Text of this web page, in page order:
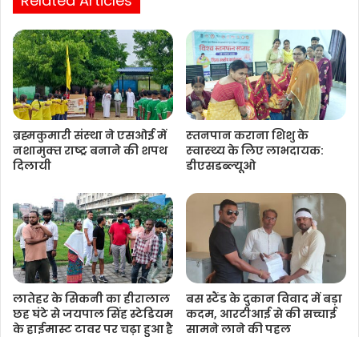
ब्रह्मकुमारी संस्‍था ने एसओई में
नशामुक्‍त राष्‍ट्र बनाने की शपथ
दिलायी
स्‍तनपान कराना शिशु के
स्‍वास्‍थ्‍य के लिए लाभदायक:
डीएसडब्‍ल्‍यूओ
लातेहर के सिकनी का हीरालाल
छह घंटे से जयपाल सिंह स्टेडियम
के हाईमास्ट टावर पर चढ़ा हुआ है
बस स्टैंड के दुकान विवाद में बड़ा
कदम, आरटीआई से की सच्चाई
सामने लाने की पहल